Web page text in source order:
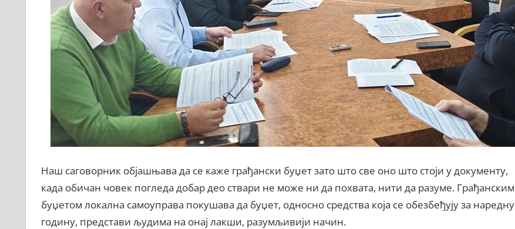
Наш саговорник објашњава да се каже грађански буџет зато што све оно што стоји у документу,
када обичан човек погледа добар део ствари не може ни да похвата, нити да разуме. Грађанским
буџетом локална самоуправа покушава да буџет, односно средства која се обезбеђују за наредну
годину, представи људима на онај лакши, разумљивији начин.